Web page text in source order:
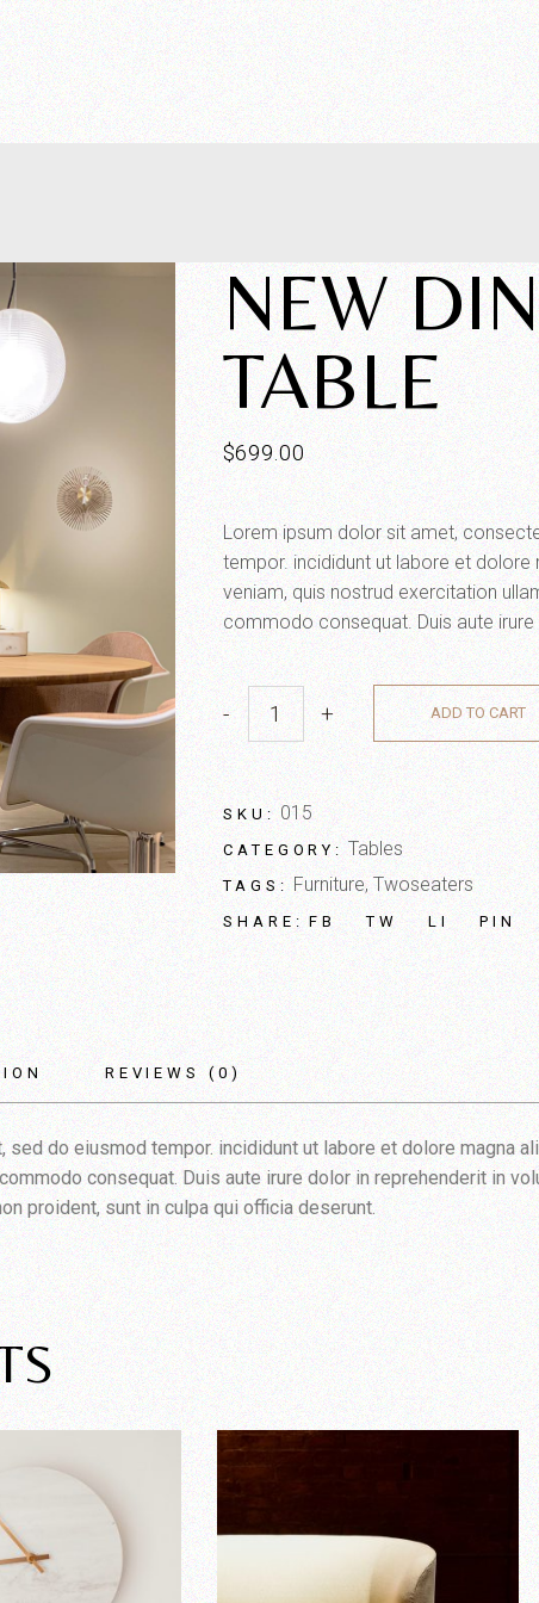
NEW
TABLE
$699.00
Lorem ipsum dolor sit amet,
tempor. incididunt ut labore et dolore
veniam, quis nostrud exercitation
commodo consequat. Duis aute
- + ADD TO CART
SKU: 015
CATEGORY: Tables
TAGS: Furniture, Twoseaters
SHARE: FB TW LI PIN
REVIEWS (0)
do eiusmod tempor. incididunt ut labore et dolore magna
consequat. Duis aute irure dolor in reprehenderit in
proident, sunt in culpa qui officia deserunt.